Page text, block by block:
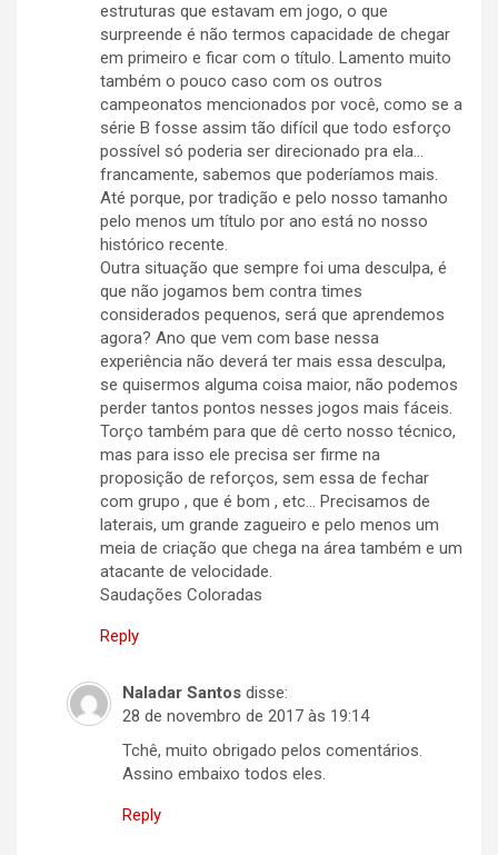
estruturas que estavam em jogo, o que
surpreende é não termos capacidade de chegar
em primeiro e ficar com o título. Lamento muito
também o pouco caso com os outros
campeonatos mencionados por você, como se a
série B fosse assim tão difícil que todo esforço
possível só poderia ser direcionado pra ela…
francamente, sabemos que poderíamos mais.
Até porque, por tradição e pelo nosso tamanho
pelo menos um título por ano está no nosso
histórico recente.
Outra situação que sempre foi uma desculpa, é
que não jogamos bem contra times
considerados pequenos, será que aprendemos
agora? Ano que vem com base nessa
experiência não deverá ter mais essa desculpa,
se quisermos alguma coisa maior, não podemos
perder tantos pontos nesses jogos mais fáceis.
Torço também para que dê certo nosso técnico,
mas para isso ele precisa ser firme na
proposição de reforços, sem essa de fechar
com grupo , que é bom , etc… Precisamos de
laterais, um grande zagueiro e pelo menos um
meia de criação que chega na área também e um
atacante de velocidade.
Saudações Coloradas
Reply
Naladar Santos disse:
28 de novembro de 2017 às 19:14
Tchê, muito obrigado pelos comentários.
Assino embaixo todos eles.
Reply